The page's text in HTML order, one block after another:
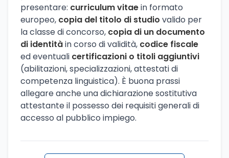
presentare: curriculum vitaein formato
europeo, copia del titolo di studio valido per
la classe di concorso, copia di un documento
di identitàin corso di validità, codice fiscale
ed eventuali certificazioni o titoli aggiuntivi
(abilitazioni, specializzazioni, attestati di
competenza linguistica). È buona prassi
allegare anche una dichiarazione sostitutiva
attestante il possesso dei requisiti generali di
accesso al pubblico impiego.